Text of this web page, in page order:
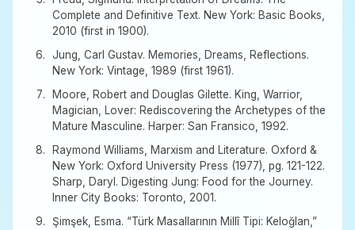
Complete and Definitive Text. New York: Basic Books,
2010 (first in 1900).
Jung, Carl Gustav. Memories, Dreams, Reflections.
New York: Vintage, 1989 (first 1961).
Moore, Robert and Douglas Gilette. King, Warrior,
Magician, Lover: Rediscovering the Archetypes of the
Mature Masculine. Harper: San Fransico, 1992.
Raymond Williams, Marxism and Literature. Oxford &
New York: Oxford University Press (1977), pg. 121-122.
Sharp, Daryl. Digesting Jung: Food for the Journey.
Inner City Books: Toronto, 2001.
Şimşek, Esma. “Türk Masallarının Millî Tipi: Keloğlan,”